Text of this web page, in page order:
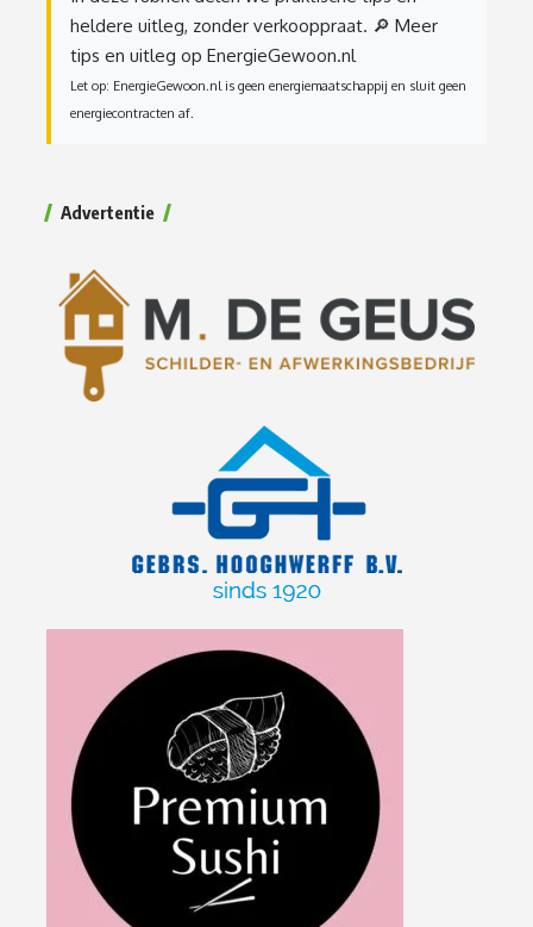
heldere uitleg, zonder verkooppraat. 🔎 Meer
tips en uitleg op EnergieGewoon.nl
Let op: EnergieGewoon.nl is geen energiemaatschappij en sluit geen
energiecontracten af.
Advertentie